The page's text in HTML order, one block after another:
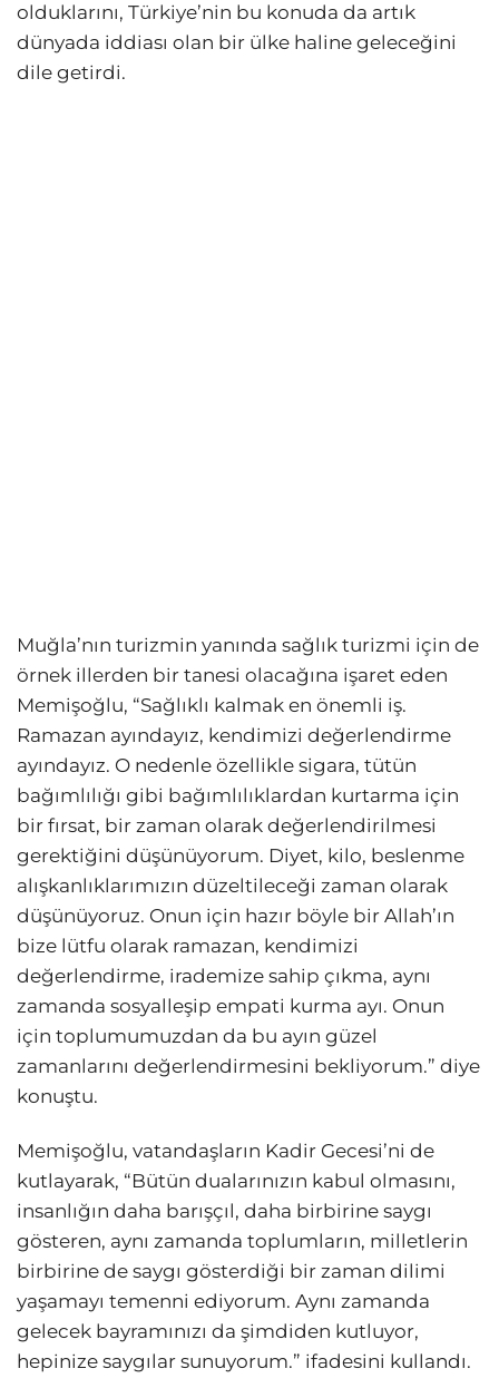
olduklarını, Türkiye’nin bu konuda da artık
dünyada iddiası olan bir ülke haline geleceğini
dile getirdi.
Muğla’nın turizmin yanında sağlık turizmi için de
örnek illerden bir tanesi olacağına işaret eden
Memişoğlu, “Sağlıklı kalmak en önemli iş.
Ramazan ayındayız, kendimizi değerlendirme
ayındayız. O nedenle özellikle sigara, tütün
bağımlılığı gibi bağımlılıklardan kurtarma için
bir fırsat, bir zaman olarak değerlendirilmesi
gerektiğini düşünüyorum. Diyet, kilo, beslenme
alışkanlıklarımızın düzeltileceği zaman olarak
düşünüyoruz. Onun için hazır böyle bir Allah’ın
bize lütfu olarak ramazan, kendimizi
değerlendirme, irademize sahip çıkma, aynı
zamanda sosyalleşip empati kurma ayı. Onun
için toplumumuzdan da bu ayın güzel
zamanlarını değerlendirmesini bekliyorum.” diye
konuştu.
Memişoğlu, vatandaşların Kadir Gecesi’ni de
kutlayarak, “Bütün dualarınızın kabul olmasını,
insanlığın daha barışçıl, daha birbirine saygı
gösteren, aynı zamanda toplumların, milletlerin
birbirine de saygı gösterdiği bir zaman dilimi
yaşamayı temenni ediyorum. Aynı zamanda
gelecek bayramınızı da şimdiden kutluyor,
hepinize saygılar sunuyorum.” ifadesini kullandı.